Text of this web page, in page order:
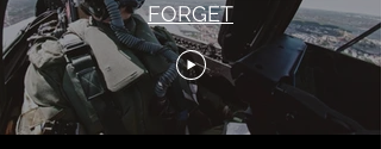
FORGET